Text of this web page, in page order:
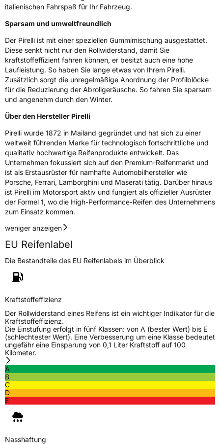
italienischen Fahrspaß für Ihr Fahrzeug.
Sparsam und umweltfreundlich
Der Pirelli ist mit einer speziellen Gummimischung ausgestattet.
Diese senkt nicht nur den Rollwiderstand, damit Sie
kraftstoffeffizient fahren können, er besitzt auch eine hohe
Laufleistung. So haben Sie lange etwas von Ihrem Pirelli.
Zusätzlich sorgt die unregelmäßige Anordnung der Profilblöcke
für die Reduzierung der Abrollgeräusche. So fahren Sie sparsam
und angenehm durch den Winter.
Über den Hersteller Pirelli
Pirelli wurde 1872 in Mailand gegründet und hat sich zu einer
weltweit führenden Marke für technologisch fortschrittliche und
qualitativ hochwertige Reifenprodukte entwickelt. Das
Unternehmen fokussiert sich auf den Premium-Reifenmarkt und
ist als Erstausrüster für namhafte Automobilhersteller wie
Porsche, Ferrari, Lamborghini und Maserati tätig. Darüber hinaus
ist Pirelli im Motorsport aktiv und fungiert als offizieller Ausrüster
der Formel 1, wo die High-Performance-Reifen des Unternehmens
zum Einsatz kommen.
weniger anzeigen
EU Reifenlabel
Die Bestandteile des EU Reifenlabels im Überblick
Kraftstoffeffizienz
Der Rollwiderstand eines Reifens ist ein wichtiger Indikator für die
Kraftstoffeffizienz.
Die Einstufung erfolgt in fünf Klassen: von A (bester Wert) bis E
(schlechtester Wert). Eine Verbesserung um eine Klasse bedeutet
ungefähr eine Einsparung von 0,1 Liter Kraftstoff auf 100
Kilometer.
A
B
C
D
E
Nasshaftung